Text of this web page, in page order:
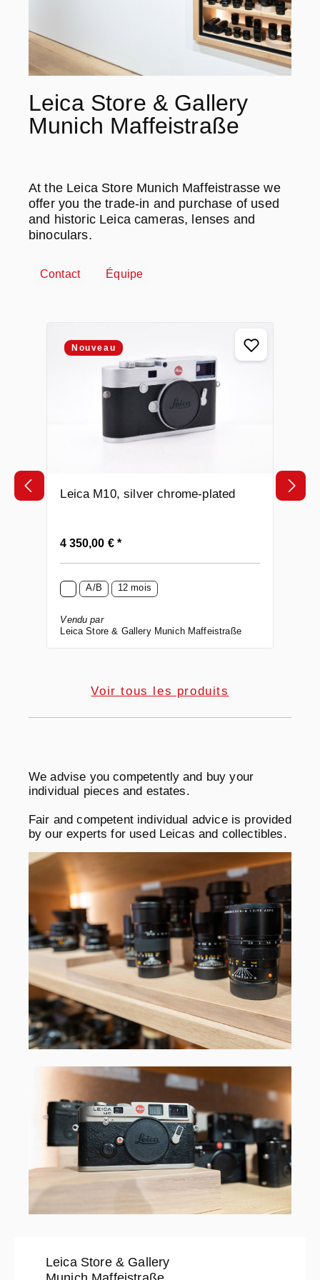
Leica Store & Gallery
Munich Maffeistraße
At the Leica Store Munich Maffeistrasse we
offer you the trade-in and purchase of used
and historic Leica cameras, lenses and
binoculars.
Contact Équipe
Nouveau
Leica M10, silver chrome-plated
Prix régulier :
4 350,00 € *
A/B 12 mois
Vendu par
Leica Store & Gallery Munich Maffeistraße
Voir tous les produits
We advise you competently and buy your
individual pieces and estates.
Fair and competent individual advice is provided
by our experts for used Leicas and collectibles.
Leica Store & Gallery